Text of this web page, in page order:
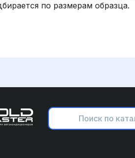
по размерам образца.